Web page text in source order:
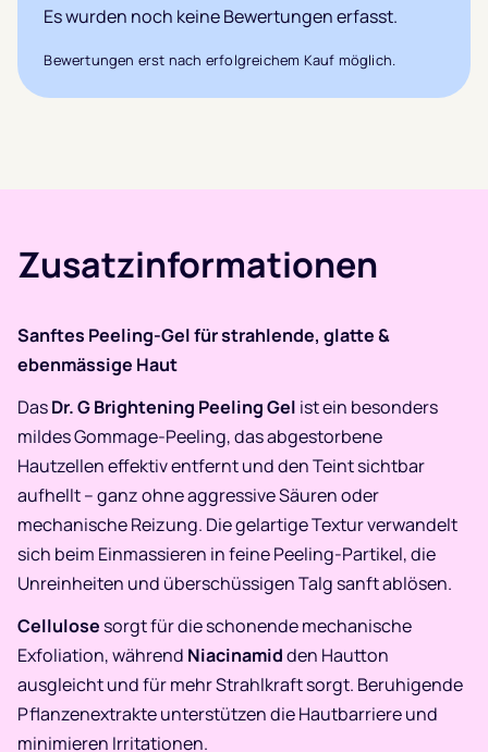
Es wurden noch keine Bewertungen erfasst.
Bewertungen erst nach erfolgreichem Kauf möglich.
Zusatzinformationen
Sanftes Peeling-Gel für strahlende, glatte &
ebenmässige Haut
DasDr. G Brightening Peeling Gel ist ein besonders
mildes Gommage-Peeling, das abgestorbene
Hautzellen effektiv entfernt und den Teint sichtbar
aufhellt – ganz ohne aggressive Säuren oder
mechanische Reizung. Die gelartige Textur verwandelt
sich beim Einmassieren in feine Peeling-Partikel, die
Unreinheiten und überschüssigen Talg sanft ablösen.
Cellulose sorgt für die schonende mechanische
Exfoliation, während Niacinamidden Hautton
ausgleicht und für mehr Strahlkraft sorgt. Beruhigende
Pflanzenextrakte unterstützen die Hautbarriere und
minimieren Irritationen.